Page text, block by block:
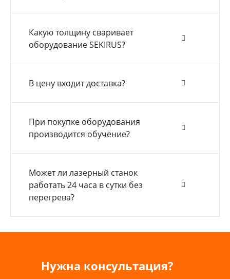
Какую толщину сваривает
оборудование SEKIRUS?
В цену входит доставка?
При покупке оборудования
производится обучение?
Может ли лазерный станок
работать 24 часа в сутки без
перегрева?
Нужна консультация?